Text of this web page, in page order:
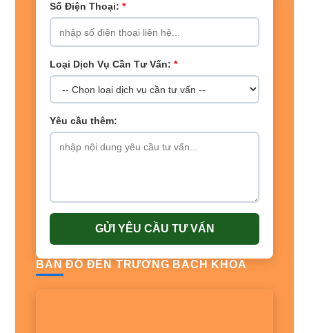
Số Điện Thoại: *
Loại Dịch Vụ Cần Tư Vấn: *
Yêu cầu thêm:
GỬI YÊU CẦU TƯ VẤN
BẢN ĐỒ ĐẾN TRƯỜNG BÁCH KHOA